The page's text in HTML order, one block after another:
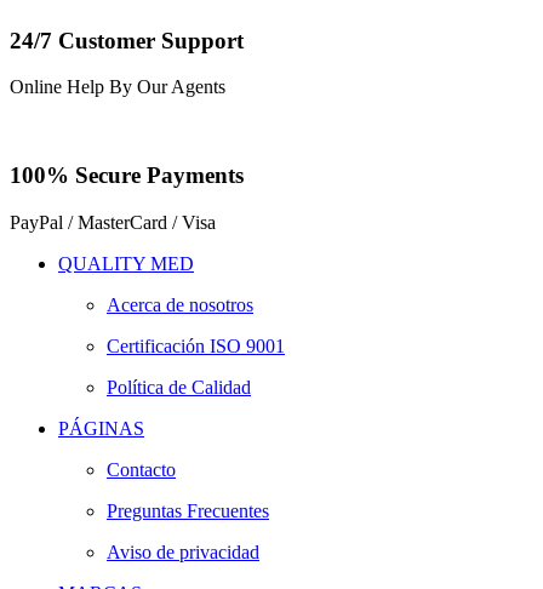
24/7 Customer Support
Online Help By Our Agents
100% Secure Payments
PayPal / MasterCard / Visa
QUALITY MED
Acerca de nosotros
Certificación ISO 9001
Política de Calidad
PÁGINAS
Contacto
Preguntas Frecuentes
Aviso de privacidad